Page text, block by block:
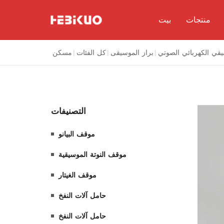
بيت منتجات
مسكن كل الفئات براز الموسيقى الكهربائي الصوتي
التصنيفات
موقف البيانو
موقف النوتة الموسيقية
موقف الغيتار
حامل آلات النفخ
حامل آلات النفخ